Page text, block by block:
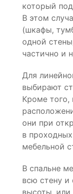
который
В этом
(шкафы,
одной
частично и
Для
выбирают
Кроме того,
они при
в
мебельной
В спальне
всю стену и